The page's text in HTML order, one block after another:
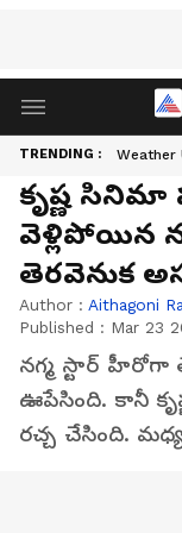
TRENDING : Weather
కృష్ణ
వెళ్లిపోయిన
తెరవెనుక
Author : Aithagoni
Published : Mar 23
నగ్మ స్టార్‌ హీరోగా
ఊపేసింది. కానీ
రచ్చ చేసింది.